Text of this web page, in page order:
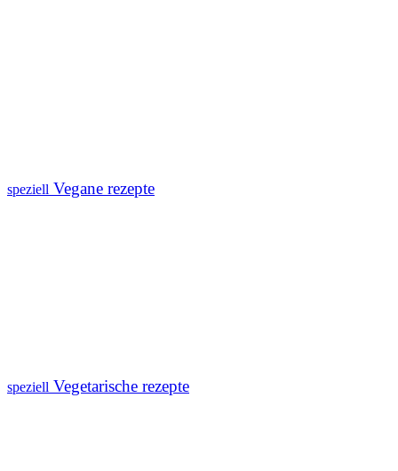
speziell Vegane rezepte
speziell Vegetarische rezepte